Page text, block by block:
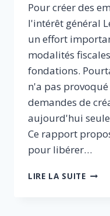
Pour créer des
l'intérêt général
un effort
modalités
fondations.
n'a pas
demandes de
aujourd'hui
Ce rapport
pour libérer…
LIRE LA SUITE